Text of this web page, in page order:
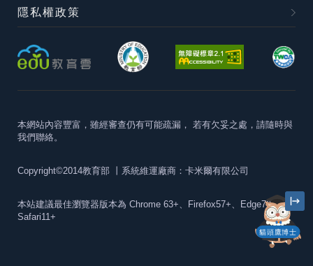
貓頭鷹博士
隱私權政策
本網站內容豐富，雖經審查仍有可能疏漏， 若有欠妥之處，請隨時與
我們聯絡。
Copyright©2014教育部 丨系統維運廠商：卡米爾有限公司
本站建議最佳瀏覽器版本為 Chrome 63+、Firefox57+、Edge79+及
Safari11+